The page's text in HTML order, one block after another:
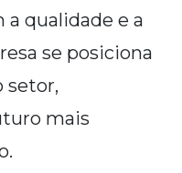
qualidade e a
se posiciona
setor,
mais